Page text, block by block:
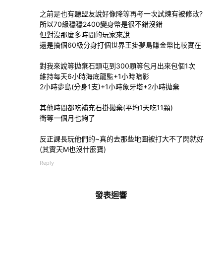
之前是也有聽盟友說好像降等再考一次試煉有被修改?
所以70級穩穩2400變身幣是很不錯沒錯
但對沒那麼多時間的玩家來說
還是搞個60級分身打個世界王掛夢島賺金幣比較實在
對我來說等拋棄石頭屯到300顆等包月出來包個1次
維持每天6小時海底龍監+1小時暗影
2小時夢島(分身1支)+1小時象牙塔+2小時拋棄
其他時間都吃補充石掛拋棄(平均1天吃11顆)
衝等一個月也夠了
反正課長玩他們的~真的去那些地圖被打大不了閃就好
(其實天M也沒什麼寶)
Reply
發表迴響